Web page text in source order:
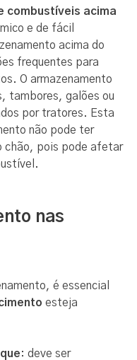
combustíveis acima
e de fácil
acima do
frequentes para
O armazenamento
tambores, galões ou
por tratores. Esta
não pode ter
chão, pois pode afetar
nas
é essencial
esteja
: deve ser